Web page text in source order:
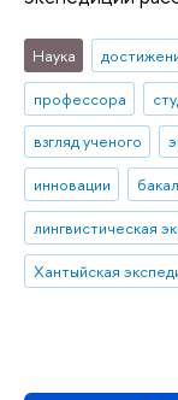
Наука
профессора
взгляд ученого
инновации
лингвистическая
Хантыйская